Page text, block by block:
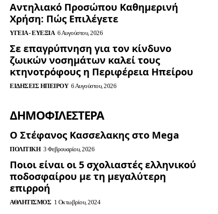
Αντηλιακό Προσώπου Καθημερινή
Χρήση: Πώς Επιλέγετε
ΥΓΕΊΑ - ΕΥΕΞΊΑ 6 Αυγούστου, 2026
Σε επαγρύπνηση για τον κίνδυνο
ζωικών νοσημάτων καλεί τους
κτηνοτρόφους η Περιφέρεια Ηπείρου
ΕΙΔΉΣΕΙΣ ΗΠΕΊΡΟΥ 6 Αυγούστου, 2026
ΔΗΜΟΦΙΛΈΣΤΕΡΑ
Ο Στέφανος Κασσελακης στο Mega
ΠΟΛΙΤΙΚΉ 3 Φεβρουαρίου, 2026
Ποιοι είναι οι 5 σχολιαστές ελληνικού
ποδοσφαίρου με τη μεγαλύτερη
επιρροή
ΑΘΛΗΤΙΣΜΌΣ 1 Οκτωβρίου, 2024